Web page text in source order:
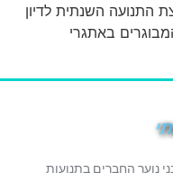
התנועה השנתית לדיון
באתגרי
נוער החברים בתנועות